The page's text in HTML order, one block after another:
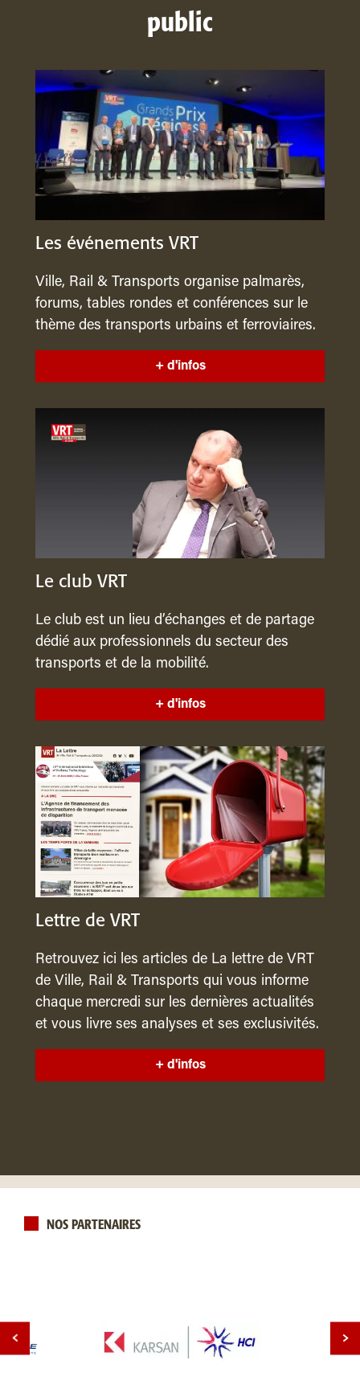
public
Les événements VRT
Ville, Rail & Transports organise palmarès,
forums, tables rondes et conférences sur le
thème des transports urbains et ferroviaires.
+ d'infos
Le club VRT
Le club est un lieu d’échanges et de partage
dédié aux professionnels du secteur des
transports et de la mobilité.
+ d'infos
Lettre de VRT
Retrouvez ici les articles de La lettre de VRT
de Ville, Rail & Transports qui vous informe
chaque mercredi sur les dernières actualités
et vous livre ses analyses et ses exclusivités.
+ d'infos
NOS PARTENAIRES